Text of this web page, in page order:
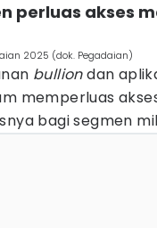
perluas akses
2025 (dok. Pegadaian)
bulliondan
memperluas
bagi segmen